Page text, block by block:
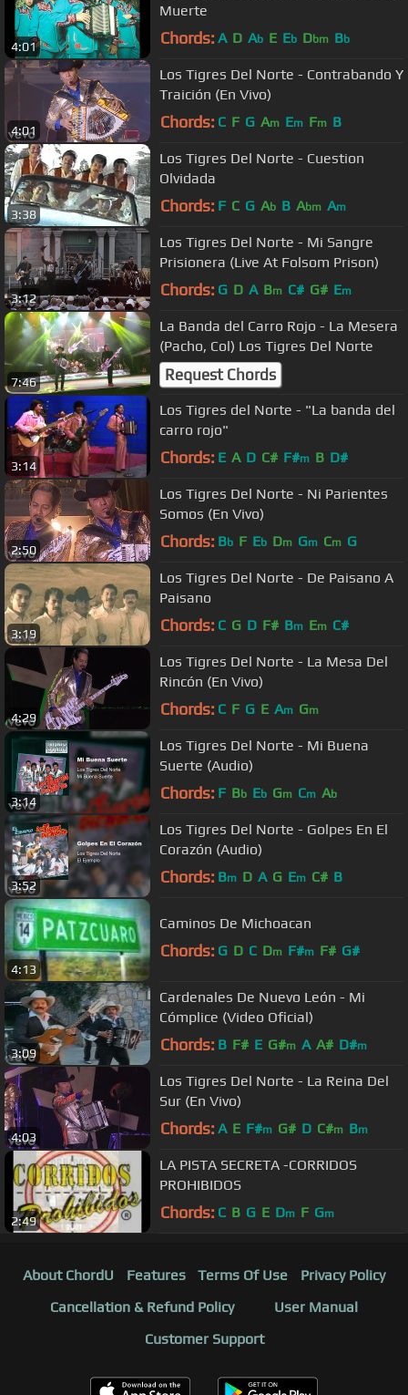
4:01
Muerte
Chords: A D Ab E Eb Dbm Bb
4:01
Los Tigres Del Norte - Contrabando Y
Traición (En Vivo)
Chords: C F G Am Em Fm B
3:38
Los Tigres Del Norte - Cuestion
Olvidada
Chords: F C G Ab B Abm Am
3:12
Los Tigres Del Norte - Mi Sangre
Prisionera (Live At Folsom Prison)
Chords: G D A Bm C# G# Em
7:46
La Banda del Carro Rojo - La Mesera
(Pacho, Col) Los Tigres Del Norte
Request Chords
3:14
Los Tigres del Norte - "La banda del
carro rojo"
Chords: E A D C# F#m B D#
2:50
Los Tigres Del Norte - Ni Parientes
Somos (En Vivo)
Chords: Bb F Eb Dm Gm Cm G
3:19
Los Tigres Del Norte - De Paisano A
Paisano
Chords: C G D F# Bm Em C#
4:29
Los Tigres Del Norte - La Mesa Del
Rincón (En Vivo)
Chords: C F G E Am Gm
3:14
Los Tigres Del Norte - Mi Buena
Suerte (Audio)
Chords: F Bb Eb Gm Cm Ab
3:52
Los Tigres Del Norte - Golpes En El
Corazón (Audio)
Chords: Bm D A G Em C# B
4:13
Caminos De Michoacan
Chords: G D C Dm F#m F# G#
3:09
Cardenales De Nuevo León - Mi
Cómplice (Video Oficial)
Chords: B F# E G#m A A# D#m
4:03
Los Tigres Del Norte - La Reina Del
Sur (En Vivo)
Chords: A E F#m G# D C#m Bm
2:49
LA PISTA SECRETA -CORRIDOS
PROHIBIDOS
Chords: C B G E Dm F Gm
About ChordU Features Terms Of Use
Privacy Policy
Cancellation & Refund Policy
User Manual
Customer Support